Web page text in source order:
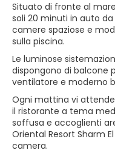
Situato di fronte al
soli 20 minuti in auto
camere spaziose e
sulla piscina.
Le luminose
dispongono di balcone
ventilatore e moderno
Ogni mattina vi
il ristorante a tema
soffusa e accoglienti
Oriental Resort Sharm
camera.